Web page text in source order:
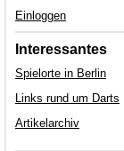
Einloggen
Interessantes
Spielorte in Berlin
Links rund um Darts
Artikelarchiv